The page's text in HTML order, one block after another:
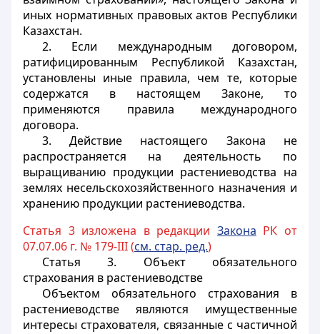
иных нормативных правовых актов Республики
Казахстан.
2. Если международным договором,
ратифицированным Республикой Казахстан,
установлены иные правила, чем те, которые
содержатся в настоящем Законе, то
применяются правила международного
договора.
3. Действие настоящего Закона не
распространяется на деятельность по
выращиванию продукции растениеводства на
землях несельскохозяйственного назначения и
хранению продукции растениеводства.
Статья 3 изложена в редакции Закона РК от
07.07.06 г. № 179-III (см. стар. ред.)
Статья 3. Объект обязательного
страхования в растениеводстве
Объектом обязательного страхования в
растениеводстве являются имущественные
интересы страхователя, связанные с частичной